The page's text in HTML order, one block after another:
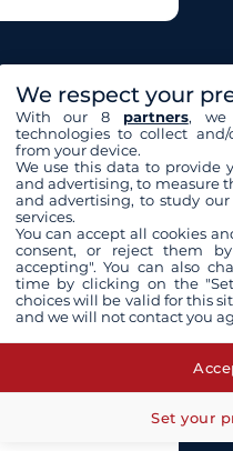
We respect your
With our 8 partners, we
technologies to collect
from your device.
We use this data to provide
and advertising, to measure
and advertising, to study
services.
You can accept all cookies
consent, or reject them
accepting". You can also
time by clicking on the
choices will be valid for this
and we will not contact you
Set your